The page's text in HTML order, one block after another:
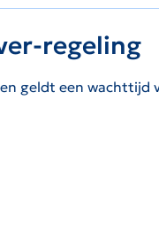
regeling
geldt een wachttijd